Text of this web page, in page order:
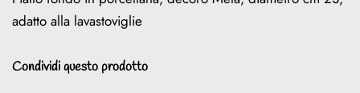
adatto alla lavastoviglie
Condividi questo prodotto